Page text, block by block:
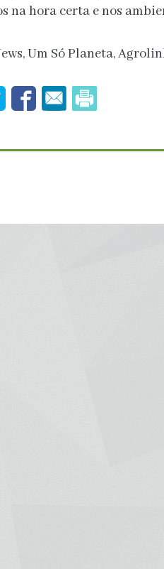
na hora certa e nos
Um Só Planeta,